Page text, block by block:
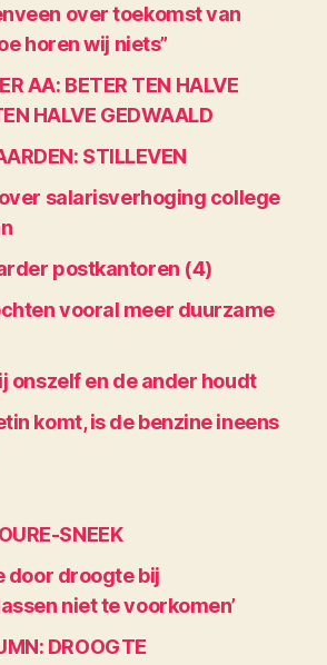
over toekomst van
horen wij niets”
AA: BETER TEN HALVE
HALVE GEDWAALD
STILLEVEN
salarisverhoging college
postkantoren (4)
vooral meer duurzame
onszelf en de ander houdt
komt, is de benzine ineens
SNEEK
door droogte bij
niet te voorkomen’
DROOGTE